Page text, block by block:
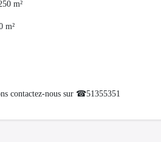
m²
m²
contactez-nous sur ☎51355351